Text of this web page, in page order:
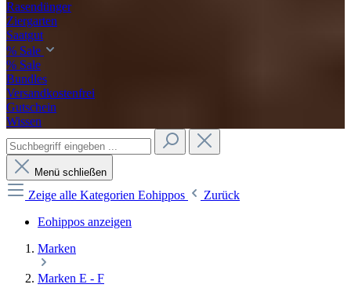
Rasendünger
Ziergarten
Saatgut
% Sale
% Sale
Bundles
Versandkostenfrei
Gutschein
Wissen
Menü schließen
Zeige alle Kategorien Eohippos
Zurück
Eohippos anzeigen
Marken
Marken E - F